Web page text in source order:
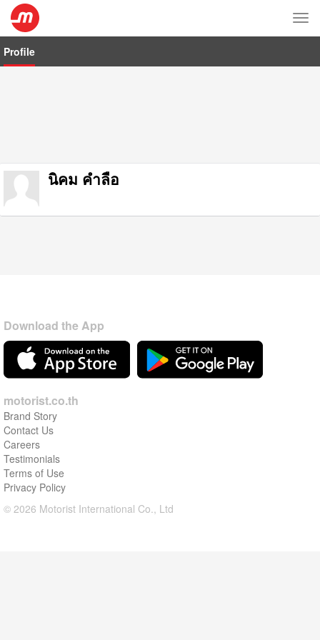
Profile
นิคม คำลือ
Download the App
motorist.co.th
Brand Story
Contact Us
Careers
Testimonials
Terms of Use
Privacy Policy
© 2026 Motorist International Co., Ltd